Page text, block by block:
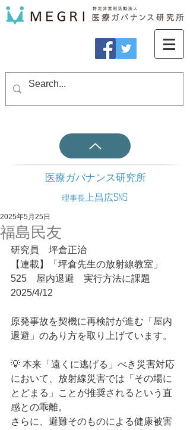
医療ガバナンス研究所
理事長 上昌広SNS
福島民友
2025年5月25日
研究員　坪倉正治
【連載】「坪倉先生の放射線教室」
525　屋内退避　実行方法に課題
2025/4/12
原発事故を契機に再検討が進む「屋内
退避」のあり方を取り上げています。
💡 本来「遠くに逃げる」べき災害対応
において、放射線災害では「その場に
とどまる」ことが推奨されるという直
感との乖離。
さらに、避難そのものによる健康被害